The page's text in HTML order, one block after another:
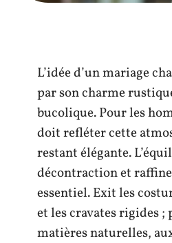
L’idée d’un mariage
par son charme
bucolique. Pour les
doit refléter cette
restant élégante.
décontraction et
essentiel. Exit les
et les cravates rigides ;
matières naturelles,